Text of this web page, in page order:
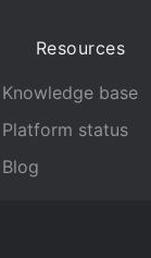
Resources
Knowledge base
Platform status
Blog